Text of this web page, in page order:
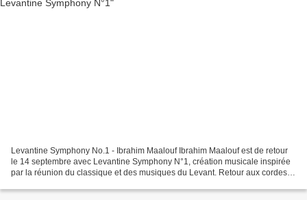
Levantine Symphony No.1 - Ibrahim Maalouf Ibrahim Maalouf est de retour
le 14 septembre avec Levantine Symphony N°1, création musicale inspirée
par la réunion du classique et des musiques du Levant. Retour aux cordes et